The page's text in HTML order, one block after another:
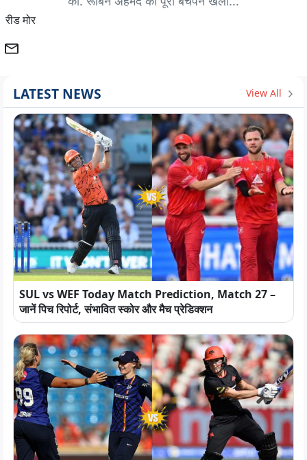
रीड मोर
LATEST NEWS View All
SUL vs WEF Today Match Prediction, Match 27 –
जानें पिच रिपोर्ट, संभावित स्कोर और मैच प्रेडिक्शन